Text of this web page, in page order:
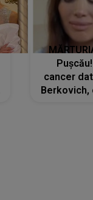
cancer
Berkovich,